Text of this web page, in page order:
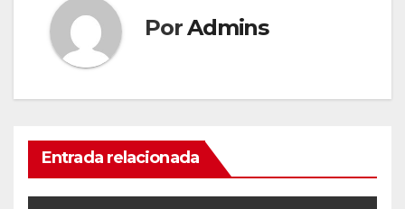
PorAdmins
Entrada relacionada